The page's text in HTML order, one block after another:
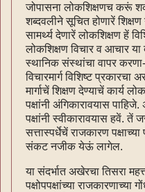
जोपासना लोकशिक्षणच करूं
शब्दवलीने सूचित होणारें
सामर्थ्य देणारें लोकशिक्षण हें
लोकशिक्षण विचार व आचार
स्थानिक संस्थांचा वापर करणा-
विचारमार्ग विशिष्ट प्रकारचा
मार्गाचें शिक्षण देण्याचें कार्य
पक्षांनी अंगिकारावयास
पक्षांनी स्वीकारावयास हवें. तें
सत्तास्पर्धेचें राजकारण
संकट नजीक येऊं लागेल.
या संदर्भात अखेरचा तिसरा
पक्षोपपक्षांच्या